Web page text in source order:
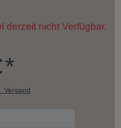
derzeit nicht Verfügbar.
*
Versand